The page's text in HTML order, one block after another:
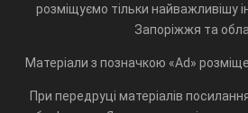
розміщуємо тільки найважливішу
Запоріжжя та
Матеріали з позначкою «Ad»
При передруці матеріалів